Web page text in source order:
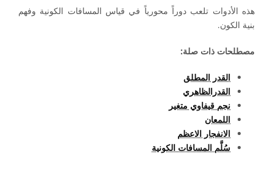
هذه الأدوات تلعب دوراً محورياً في قياس المسافات الكونية وفهم
بنية الكون.
مصطلحات ذات صلة:
القدر المطلق
القدرالظاهري
نجم قيفاوي متغير
اللمعان
الانفجار الاعظم
سُلَّم المسافات الكونية